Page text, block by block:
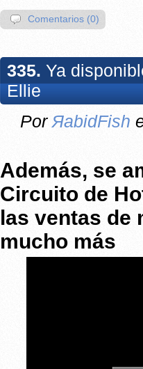
Comentarios (0)
335. Ya
Ellie
Por ЯabidFish
Además, se
Circuito de
las ventas de
mucho más